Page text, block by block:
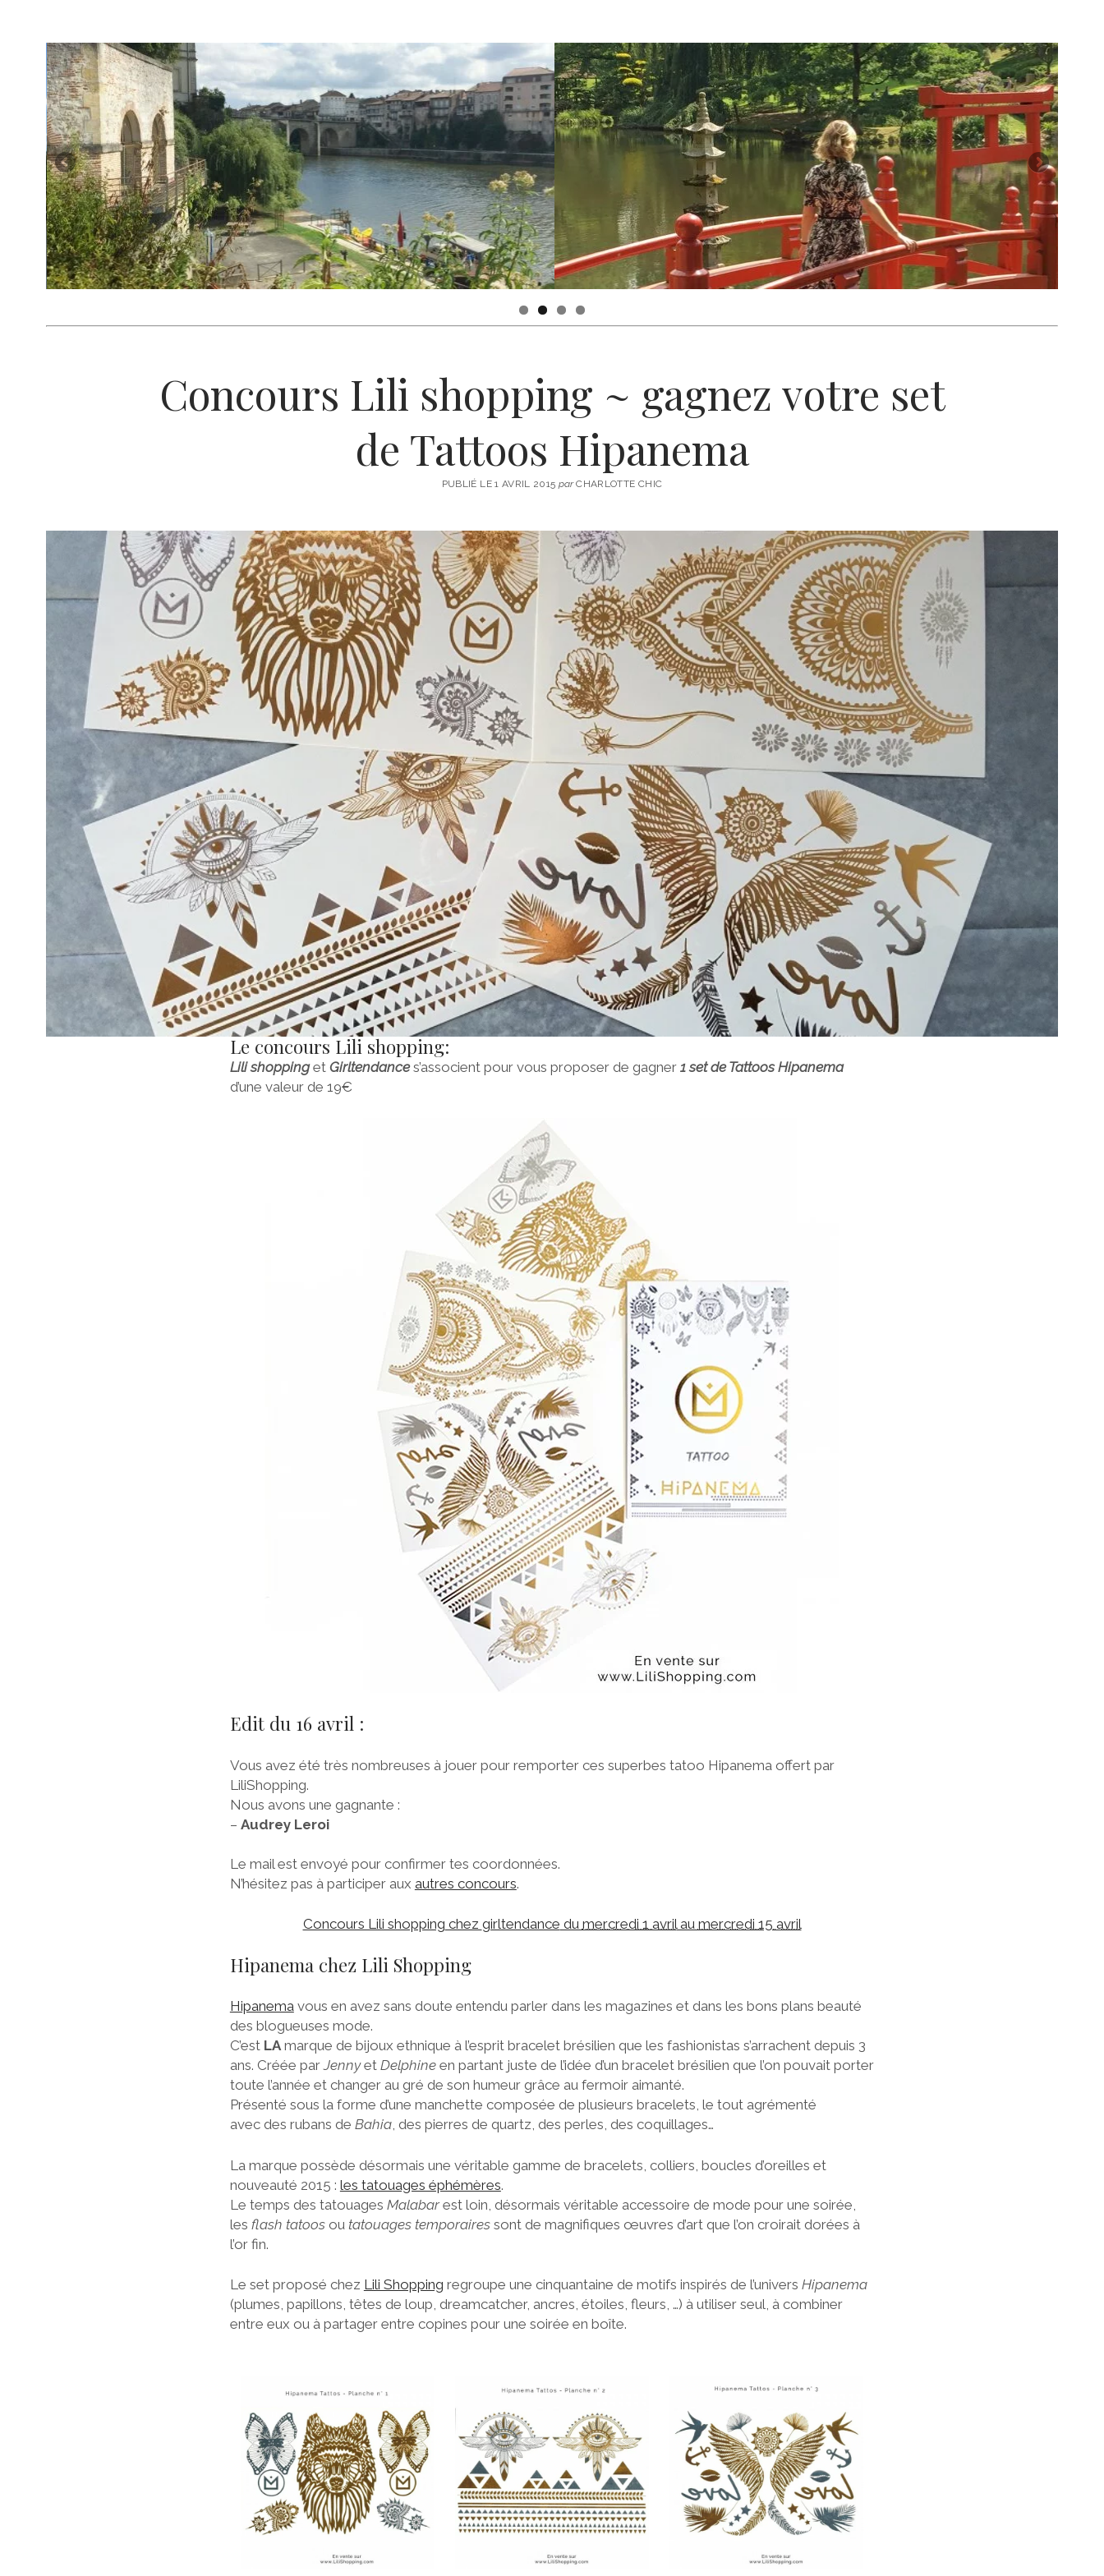
Concours Lili shopping ~ gagnez votre set
de Tattoos Hipanema
PUBLIÉ LE 1 AVRIL 2015 parCHARLOTTE CHIC
Le concours Lili shopping:
Lili shoppinget Girltendances’associent pour vous proposer de gagner 1 set de Tattoos Hipanema
d’une valeur de 19€
Edit du 16 avril :
Vous avez été très nombreuses à jouer pour remporter ces superbes tatoo Hipanema offert par
LiliShopping.
Nous avons une gagnante :
– Audrey Leroi
Le mail est envoyé pour confirmer tes coordonnées.
N’hésitez pas à participer aux autres concours.
Concours Lili shopping chez girltendance du mercredi 1 avrilau mercredi 15 avril
Hipanema chez Lili Shopping
Hipanemavous en avez sans doute entendu parler dans les magazines et dans les bons plans beauté
des blogueuses mode.
C’est LAmarque de bijoux ethnique à l’esprit bracelet brésilien que les fashionistas s’arrachent depuis 3
ans. Créée parJennyet Delphineen partant juste de l’idée d’un bracelet brésilien que l’on pouvait porter
toute l’année et changer au gré de son humeur grâce au fermoir aimanté.
Présenté sous la forme d’une manchette composée de plusieurs bracelets, le tout agrémenté
avec des rubans de Bahia, des pierres de quartz, des perles, des coquillages…
La marque possède désormais une véritable gamme de bracelets, colliers, boucles d’oreilles et
nouveauté 2015 : les tatouages éphémères.
Le temps des tatouages Malabarest loin, désormais véritable accessoire de mode pour une soirée,
les flash tatoosou tatouages temporairessont de magnifiques œuvres d’art que l’on croirait dorées à
l’or fin.
Le set proposé chez Lili Shopping regroupe une cinquantaine de motifs inspirés de l’univers Hipanema
(plumes, papillons, têtes de loup, dreamcatcher, ancres, étoiles, fleurs, …) à utiliser seul, à combiner
entre eux ou à partager entre copines pour une soirée en boîte.